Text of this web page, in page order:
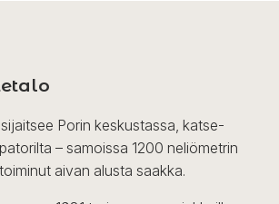
Porin keskustassa, katse-
– samoissa 1200 neliömetrin
aivan alusta saakka.